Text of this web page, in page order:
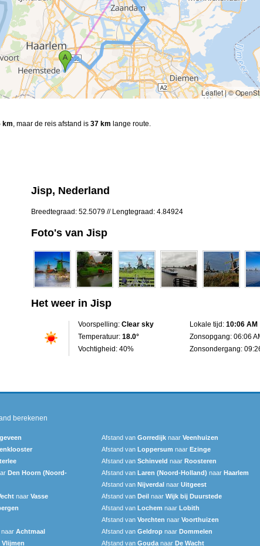
Leaflet|©
km, maar de reis afstand is 37 km lange route.
Jisp, Nederland
Breedtegraad: 52.5079 // Lengtegraad: 4.84924
Foto's van Jisp
Het weer in Jisp
Voorspelling: Clear sky
Temperatuur: 18.0°
Vochtigheid: 40%
Lokale tijd: 10:06 AM
Zonsopgang: 06:06
Zonsondergang:
berekenen
Afstand van Gorredijk naar Veenhuizen
Afstand van Loppersum naar Ezinge
Afstand van Schinveld naar Roosteren
Den Hoorn (Noord-
Afstand van Laren (Noord-Holland) naar Haarlem
Afstand van Nijverdal naar Uitgeest
naar Vasse Afstand van Deil naar Wijk bij Duurstede
Afstand van Lochem naar Lobith
Afstand van Vorchten naar Voorthuizen
naar Achtmaal Afstand van Geldrop naar Dommelen
Vlijmen Afstand van Gouda naar De Wacht